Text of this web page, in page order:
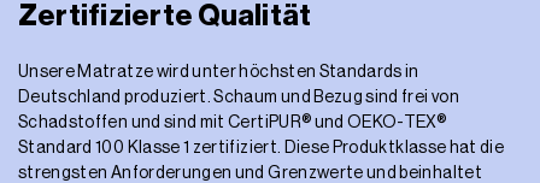
Zertifizierte Qualität
Unsere Matratze wird unter höchsten Standards in
Deutschland produziert. Schaum und Bezug sind frei von
Schadstoffen und sind mit CertiPUR® und OEKO-TEX®
Standard 100 Klasse 1 zertifiziert. Diese Produktklasse hat die
strengsten Anforderungen und Grenzwerte und beinhaltet